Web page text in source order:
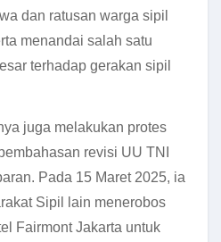
dan ratusan warga sipil
menandai salah satu
terhadap gerakan sipil
juga melakukan protes
revisi UU TNI
Pada 15 Maret 2025, ia
Sipil lain menerobos
Fairmont Jakarta untuk